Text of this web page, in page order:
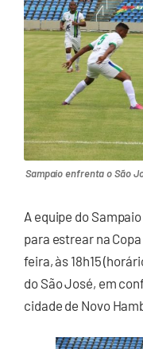
Sampaio enfrenta o São
A equipe do
para estrear na
feira, às 18h15
do São José, em
cidade de Novo